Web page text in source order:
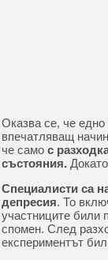
Оказва се, че
впечатляващ
че само с
състояния.Докато
Специалисти са
депресия. То
участниците били
спомен. След
експериментът